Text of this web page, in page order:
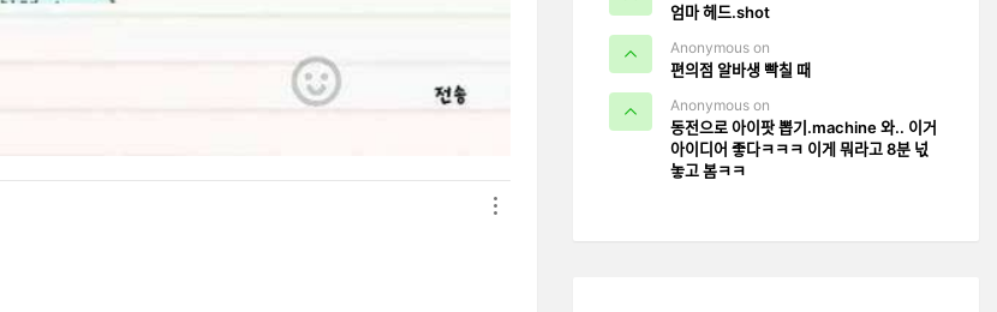
엄마 헤드.shot
Anonymous on
편의점 알바생 빡칠 때
Anonymous on
동전으로 아이팟 뽑기.machine 와.. 이거
아이디어 좋다ㅋㅋㅋ 이게 뭐라고 8분 넋
놓고 봄ㅋㅋ